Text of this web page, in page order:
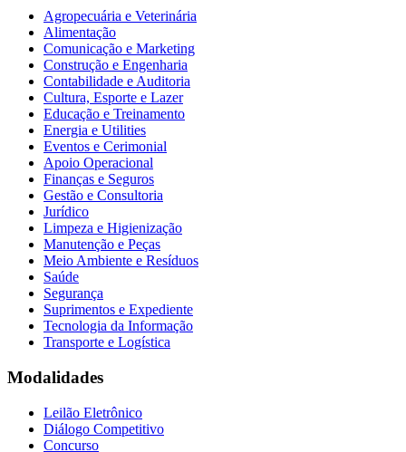
Agropecuária e Veterinária
Alimentação
Comunicação e Marketing
Construção e Engenharia
Contabilidade e Auditoria
Cultura, Esporte e Lazer
Educação e Treinamento
Energia e Utilities
Eventos e Cerimonial
Apoio Operacional
Finanças e Seguros
Gestão e Consultoria
Jurídico
Limpeza e Higienização
Manutenção e Peças
Meio Ambiente e Resíduos
Saúde
Segurança
Suprimentos e Expediente
Tecnologia da Informação
Transporte e Logística
Modalidades
Leilão Eletrônico
Diálogo Competitivo
Concurso